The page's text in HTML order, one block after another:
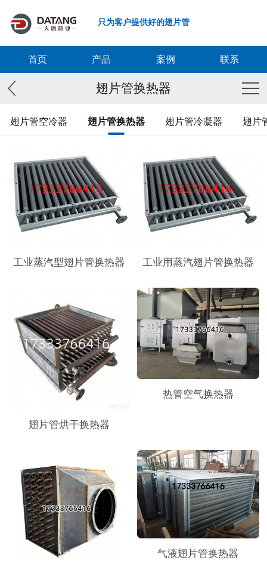
只为客户提供好的翅片管
首页 产品 案例 联系
翅片管换热器
翅片管空冷器 翅片管换热器 翅片管冷凝器 翅片
工业蒸汽型翅片管换热器 工业用蒸汽翅片管换热器
翅片管烘干换热器
热管空气换热器
气液翅片管换热器